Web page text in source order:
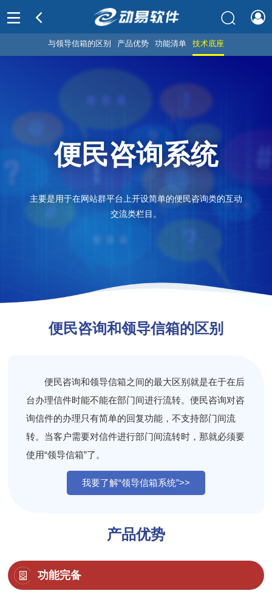
与领导信箱的区别 产品优势 功能清单 技术底座
便民咨询系统
主要是用于在网站群平台上开设简单的便民咨询类的互动
交流类栏目。
便民咨询和领导信箱的区别
便民咨询和领导信箱之间的最大区别就是在于在后
台办理信件时能不能在部门间进行流转。便民咨询对咨
询信件的办理只有简单的回复功能，不支持部门间流
转。当客户需要对信件进行部门间流转时，那就必须要
使用“领导信箱”了。
我要了解“领导信箱系统”>>
产品优势
功能完备